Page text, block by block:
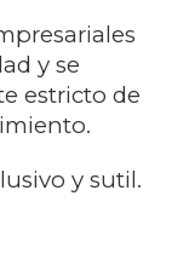
y se
estricto de
y sutil.